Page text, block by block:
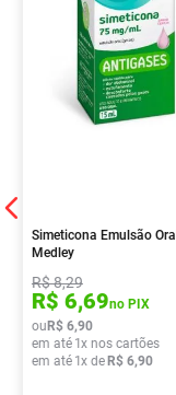
Simeticona Emulsão
Medley
R$8,29
R$ 6,69no PIX
ou R$ 6,90
em até 1x nos cartões
em até 1x de R$ 6,90